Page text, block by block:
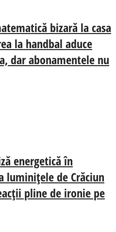
bizară la casa
la handbal aduce
dar abonamentele nu
energetică în
luminițele de Crăciun
pline de ironie pe